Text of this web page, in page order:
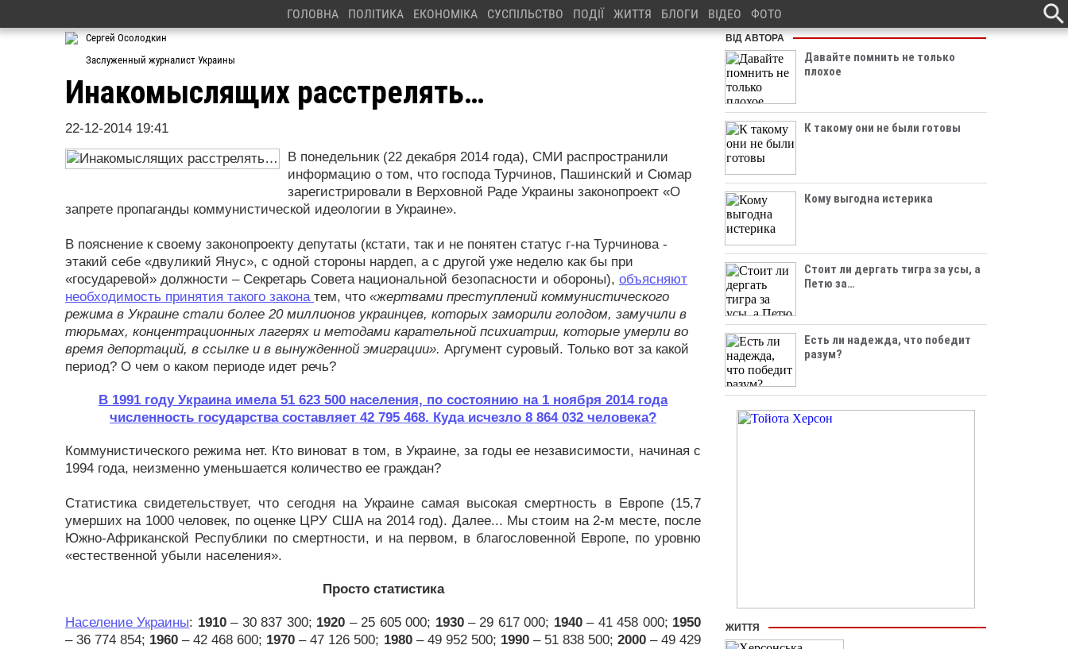
ГОЛОВНА ПОЛІТИКА ЕКОНОМІКА СУСПІЛЬСТВО ПОДІЇ ЖИТТЯ БЛОГИ ВІДЕО ФОТО
Сергей Осолодкин
Заслуженный журналист Украины
Инакомыслящих расстрелять…
22-12-2014 19:41
В понедельник (22 декабря 2014 года), СМИ распространили
информацию о том, что господа Турчинов, Пашинский и Сюмар
зарегистрировали в Верховной Раде Украины законопроект «О
запрете пропаганды коммунистической идеологии в Украине».
В пояснение к своему законопроекту депутаты (кстати, так и не понятен статус г-на Турчинова -
этакий себе «двуликий Янус», с одной стороны нардеп, а с другой уже неделю как бы при
«государевой» должности – Секретарь Совета национальной безопасности и обороны), объясняют
необходимость принятия такого закона тем, что «жертвами преступлений коммунистического
режима в Украине стали более 20 миллионов украинцев, которых заморили голодом, замучили в
тюрьмах, концентрационных лагерях и методами карательной психиатрии, которые умерли во
время депортаций, в ссылке и в вынужденной эмиграции». Аргумент суровый. Только вот за какой
период? О чем о каком периоде идет речь?
В 1991 году Украина имела 51 623 500 населения, по состоянию на 1 ноября 2014 года
численность государства составляет 42 795 468. Куда исчезло 8 864 032 человека?
Коммунистического режима нет. Кто виноват в том, в Украине, за годы ее независимости, начиная с
1994 года, неизменно уменьшается количество ее граждан?
Статистика свидетельствует, что сегодня на Украине самая высокая смертность в Европе (15,7
умерших на 1000 человек, по оценке ЦРУ США на 2014 год). Далее... Мы стоим на 2-м месте, после
Южно-Африканской Республики по смертности, и на первом, в благословенной Европе, по уровню
«естественной убыли населения».
Просто статистика
Население Украины: 1910– 30 837 300; 1920 – 25 605 000; 1930– 29 617 000; 1940– 41 458 000; 1950
– 36 774 854; 1960 – 42 468 600; 1970 – 47 126 500; 1980– 49 952 500; 1990– 51 838 500; 2000– 49 429
ВІД АВТОРА
Давайте помнить не только
плохое
К такому они не были готовы
Кому выгодна истерика
Стоит ли дергать тигра за усы, а
Петю за…
Есть ли надежда, что победит
разум?
ЖИТТЯ